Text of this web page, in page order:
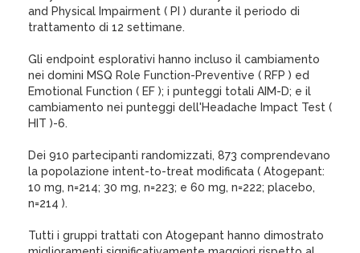
and Physical Impairment ( PI ) durante il periodo di
trattamento di 12 settimane.
Gli endpoint esplorativi hanno incluso il cambiamento
nei domini MSQ Role Function-Preventive ( RFP ) ed
Emotional Function ( EF ); i punteggi totali AIM-D; e il
cambiamento nei punteggi dell'Headache Impact Test (
HIT )-6.
Dei 910 partecipanti randomizzati, 873 comprendevano
la popolazione intent-to-treat modificata ( Atogepant:
10 mg, n=214; 30 mg, n=223; e 60 mg, n=222; placebo,
n=214 ).
Tutti i gruppi trattati con Atogepant hanno dimostrato